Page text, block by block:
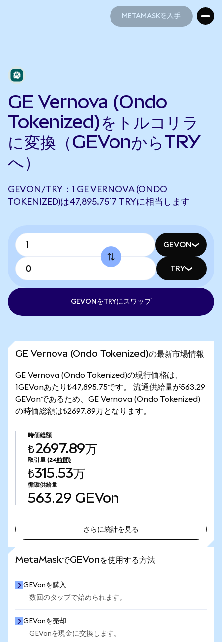
METAMASKを入手
GE Vernova (Ondo
Tokenized)をトルコリラ
に変換（GEVonからTRY
へ）
GEVON/TRY：1 GE VERNOVA (ONDO
TOKENIZED)は47,895.7517 TRYに相当します
GEVON
TRY
GEVONをTRYにスワップ
GE Vernova (Ondo Tokenized)の最新市場情報
GE Vernova (Ondo Tokenized)の現行価格は、
1GEVonあたり₺47,895.75です。 流通供給量が563.29
GEVonであるため、GE Vernova (Ondo Tokenized)
の時価総額は₺2697.89万となります。
時価総額
₺2697.89万
取引量 (24時間)
₺315.53万
循環供給量
563.29 GEVon
さらに統計を見る
MetaMaskでGEVonを使用する方法
GEVonを購入
数回のタップで始められます。
GEVonを売却
GEVonを現金に交換します。